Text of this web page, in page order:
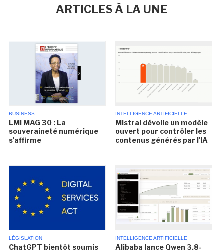
ARTICLES À LA UNE
BUSINESS
LMI MAG 30 : La
souveraineté numérique
s'affirme
INTELLIGENCE ARTIFICIELLE
Mistral dévoile un modèle
ouvert pour contrôler les
contenus générés par l'IA
LÉGISLATION
ChatGPT bientôt soumis
INTELLIGENCE ARTIFICIELLE
Alibaba lance Qwen 3.8-